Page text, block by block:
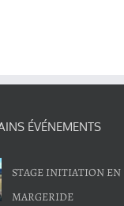
ÉVÉNEMENTS
STAGE INITIATION EN
MARGERIDE